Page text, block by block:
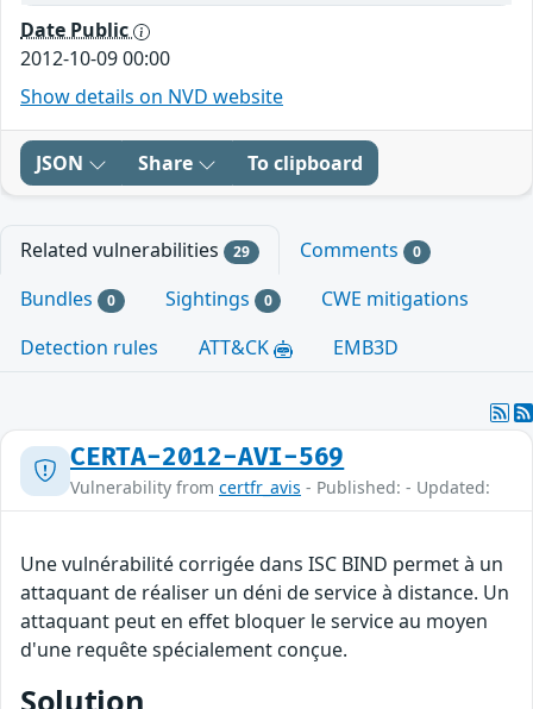
Date Public
2012-10-09 00:00
Show details on NVD website
JSON Share To clipboard
Related vulnerabilities 29 Comments 0
Bundles 0 Sightings 0
CWE mitigations
Detection rules
ATT&CK EMB3D
CERTA-2012-AVI-569
Vulnerability from certfr_avis - Published: - Updated:
Une vulnérabilité corrigée dans ISC BIND permet à un
attaquant de réaliser un déni de service à distance. Un
attaquant peut en effet bloquer le service au moyen
d'une requête spécialement conçue.